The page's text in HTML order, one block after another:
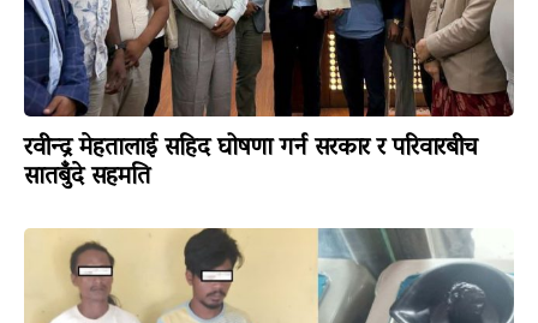
रवीन्द्र मेहतालाई सहिद घोषणा गर्न सरकार र परिवारबीच
सातबुँदे सहमति